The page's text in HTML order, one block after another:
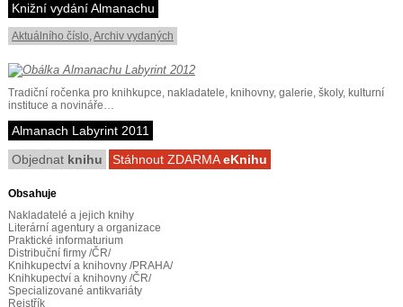
Knižní vydání Almanachu
Aktuálního číslo,Archiv vydaných
Tradiční ročenka pro knihkupce, nakladatele, knihovny, galerie, školy, kulturní
instituce a novináře…
Almanach Labyrint 2011
Objednat knihu Stáhnout ZDARMAeKnihu
Obsahuje
Nakladatelé a jejich knihy
Literární agentury a organizace
Praktické informaturium
Distribuční firmy /ČR/
Knihkupectví a knihovny /PRAHA/
Knihkupectví a knihovny /ČR/
Specializované antikvariáty
Rejstřík